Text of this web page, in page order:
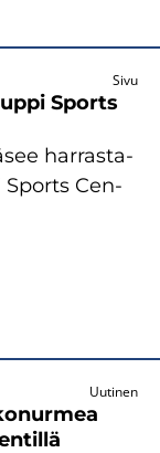
Sivu
Sports
har­ras­ta­
Sports Cen­
Uutinen